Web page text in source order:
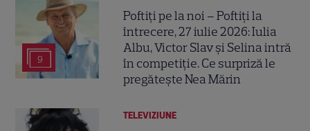
9
Poftiți pe la noi – Poftiți la
întrecere, 27 iulie 2026: Iulia
Albu, Victor Slav și Selina intră
în competiție. Ce surpriză le
pregătește Nea Mărin
TELEVIZIUNE